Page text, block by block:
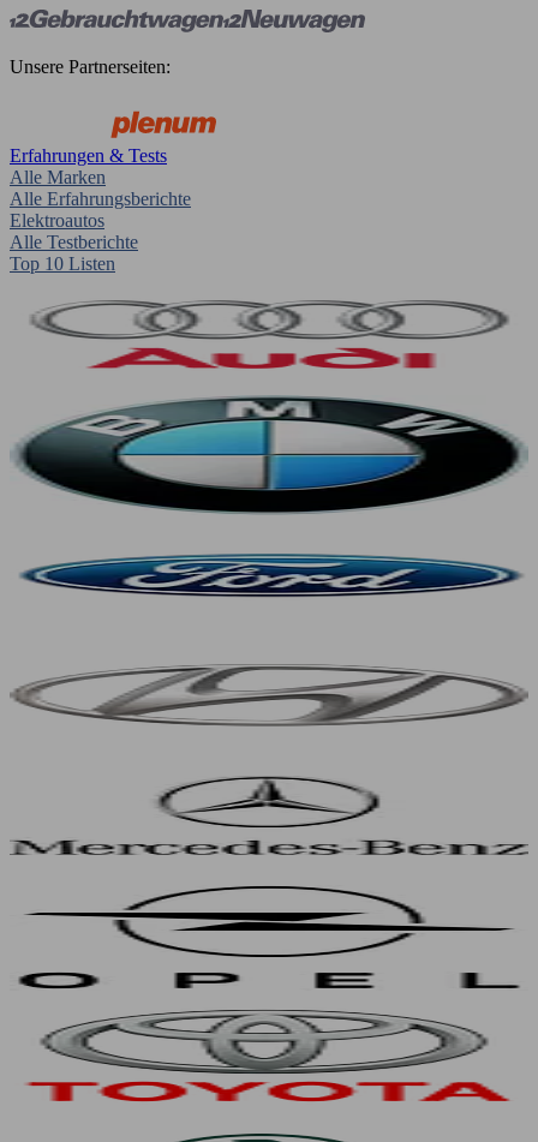
Unsere Partnerseiten:
Erfahrungen & Tests
Alle Marken
Alle Erfahrungsberichte
Elektroautos
Alle Testberichte
Top 10 Listen